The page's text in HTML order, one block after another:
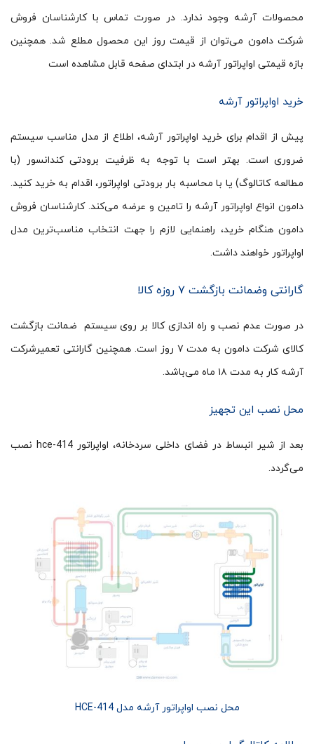
محصولات آرشه وجود ندارد. در صورت تماس با کارشناسان فروش
شرکت دامون می‌توان از قیمت روز این محصول مطلع شد. همچنین
بازه قیمتی اواپراتور آرشه در ابتدای صفحه قابل مشاهده است
خرید اواپراتور آرشه
پیش از اقدام برای خرید اواپراتور آرشه، اطلاع از مدل مناسب سیستم
ضروری است. بهتر است با توجه به ظرفیت برودتی کندانسور (با
مطالعه کاتالوگ) یا با محاسبه بار برودتی اواپراتور، اقدام به خرید کنید.
دامون انواع اواپراتور آرشه را تامین و عرضه می‌کند. کارشناسان فروش
دامون هنگام خرید، راهنمایی لازم را جهت انتخاب مناسب‌ترین مدل
اواپراتور خواهند داشت.
گارانتی وضمانت بازگشت ۷ روزه کالا
در صورت عدم نصب و راه اندازی کالا بر روی سیستم ضمانت بازگشت
کالای شرکت دامون به مدت ۷ روز است. همچنین گارانتی تعمیرشرکت
آرشه کار به مدت ۱۸ ماه می‌باشد.
محل نصب این تجهیز
بعد از شیر انبساط در فضای داخلی سردخانه، اواپراتور hce-414 نصب
می‌گردد.
محل نصب اواپراتور آرشه مدل HCE-414